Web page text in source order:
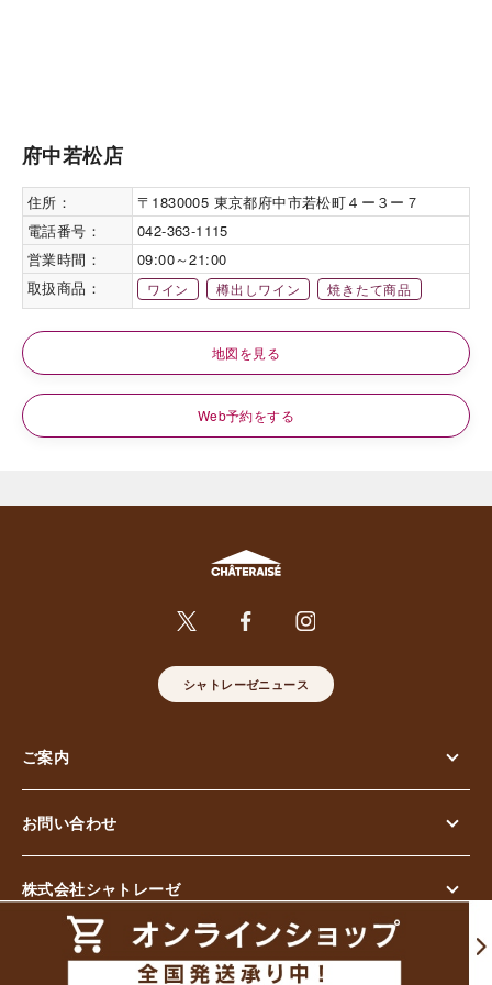
府中若松店
住所：
〒1830005 東京都府中市若松町４ー３ー７
電話番号：
042-363-1115
営業時間：
09:00～21:00
取扱商品：
ワイン 樽出しワイン 焼きたて商品
地図を見る
Web予約をする
シャトレーゼニュース
ご案内
お問い合わせ
株式会社シャトレーゼ
© Chateraise Co.,Ltd. All Rights Reserved.